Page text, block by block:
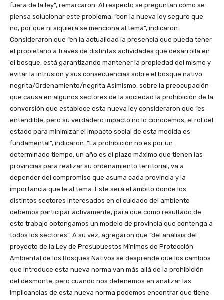
fuera de la ley”, remarcaron. Al respecto se preguntan cómo se
piensa solucionar este problema: “con la nueva ley seguro que
no, por que ni siquiera se menciona al tema”, indicaron.
Consideraron que “en la actualidad la presencia que pueda tener
el propietario a través de distintas actividades que desarrolla en
el bosque, está garantizando mantener la propiedad del mismo y
evitar la intrusión y sus consecuencias sobre el bosque nativo.
negrita/Ordenamiento/negrita Asimismo, sobre la preocupación
que causa en algunos sectores de la sociedad la prohibición de la
conversión que establece esta nueva ley consideraron que “es
entendible, pero su verdadero impacto no lo conocemos, el rol del
estado para minimizar el impacto social de esta medida es
fundamental”, indicaron. “La prohibición no es por un
determinado tiempo, un año es el plazo máximo que tienen las
provincias para realizar su ordenamiento territorial, va a
depender del compromiso que asuma cada provincia y la
importancia que le al tema. Este será el ámbito donde los
distintos sectores interesados en el cuidado del ambiente
debemos participar activamente, para que como resultado de
este trabajo obtengamos un modelo de provincia que contenga a
todos los sectores”. A su vez, agregaron que “del análisis del
proyecto de la Ley de Presupuestos Mínimos de Protección
Ambiental de los Bosques Nativos se desprende que los cambios
que introduce esta nueva norma van más allá de la prohibición
del desmonte, pero cuando nos detenemos en analizar las
implicancias de esta nueva norma podemos encontrar que tiene